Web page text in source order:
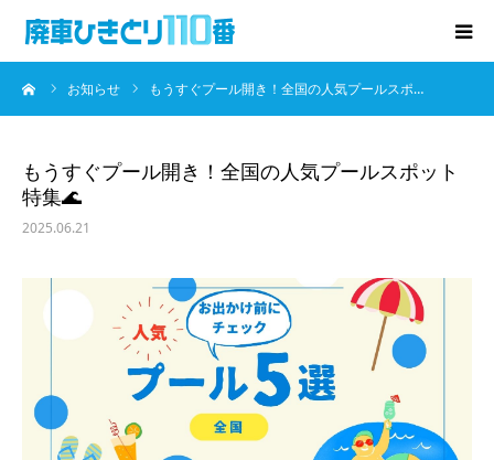
お知らせ もうすぐプール開き！全国の人気プールスポ…
もうすぐプール開き！全国の人気プールスポット
特集🌊
2025.06.21
廃車･事故車の買取
プレゼントキャンペーン
無料査定
お役立ち情報
お知らせ